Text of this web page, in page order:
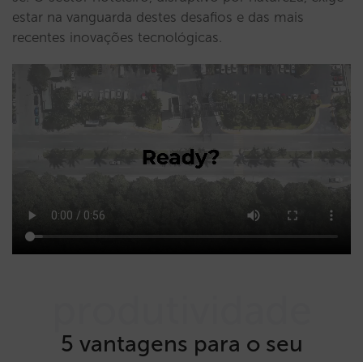
estar na vanguarda destes desafios e das mais
recentes inovações tecnológicas.
5 vantagens para o seu